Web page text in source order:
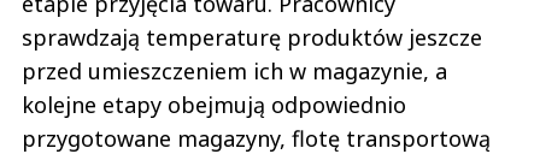
sprawdzają temperaturę produktów jeszcze
przed umieszczeniem ich w magazynie, a
kolejne etapy obejmują odpowiednio
przygotowane magazyny, flotę transportową